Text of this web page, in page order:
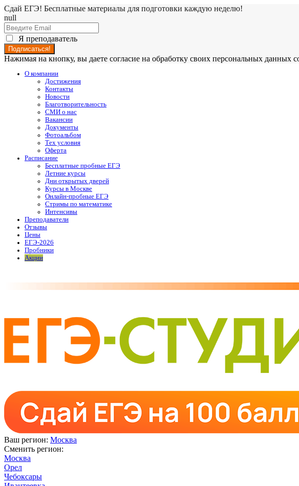
Сдай ЕГЭ! Бесплатные материалы для подготовки каждую неделю!
null
Я преподаватель
Нажимая на кнопку, вы даете согласие на обработку своих персональных данных
О компании
Достижения
Контакты
Новости
Благотворительность
СМИ о нас
Вакансии
Документы
Фотоальбом
Тех условия
Оферта
Расписание
Бесплатные пробные ЕГЭ
Летние курсы
Дни открытых дверей
Курсы в Москве
Онлайн-пробные ЕГЭ
Стримы по математике
Интенсивы
Преподаватели
Отзывы
Цены
ЕГЭ-2026
Пробники
Акции
Ваш регион: Москва
Сменить регион:
Москва
Орел
Чебоксары